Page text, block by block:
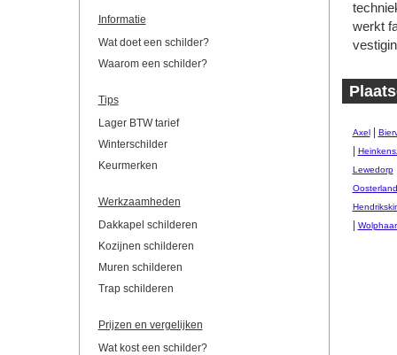
Informatie
Wat doet een schilder?
Waarom een schilder?
Tips
Lager BTW tarief
Winterschilder
Keurmerken
Werkzaamheden
Dakkapel schilderen
Kozijnen schilderen
Muren schilderen
Trap schilderen
Prijzen en vergelijken
Wat kost een schilder?
werkt
Axel|
Lewedorp
Oosterland